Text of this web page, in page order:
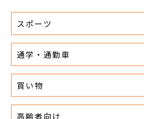
スポーツ
通学・通勤車
買い物
高齢者向け